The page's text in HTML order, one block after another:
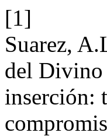
[1]
Suarez,
del Divino
inserción: